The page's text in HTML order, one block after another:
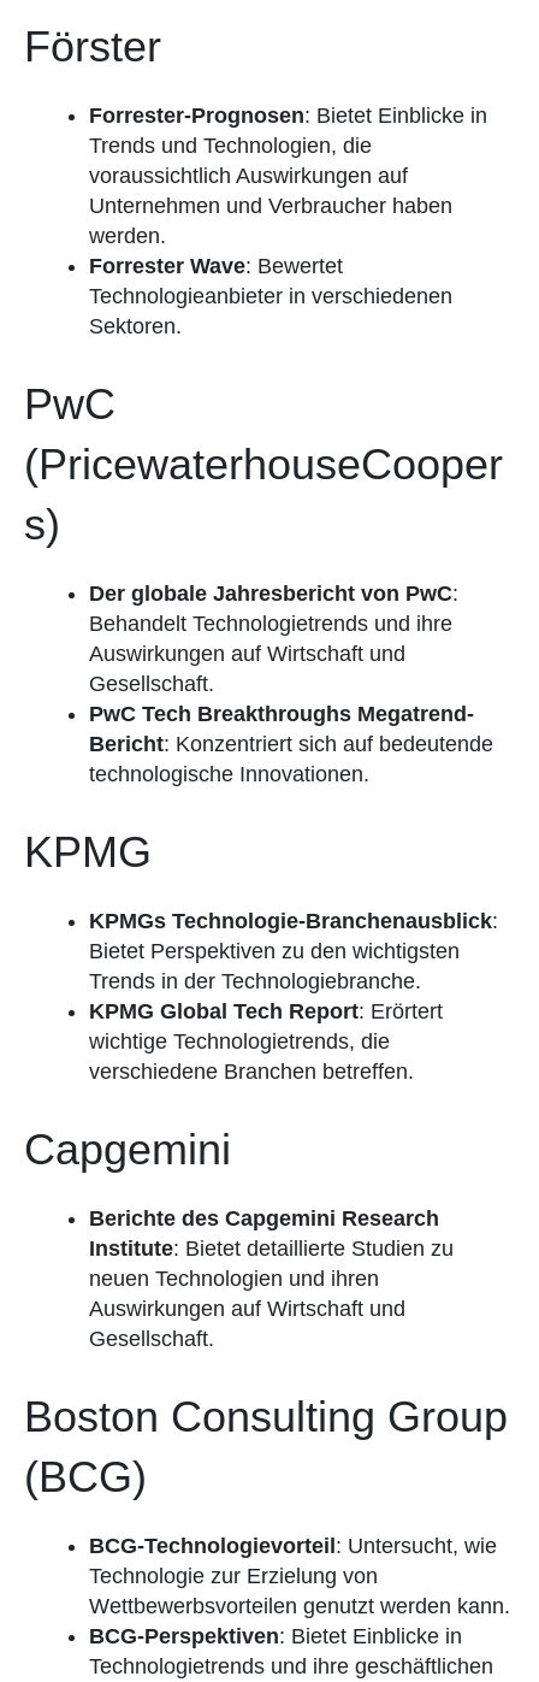
Förster
Forrester-Prognosen: Bietet Einblicke in
Trends und Technologien, die
voraussichtlich Auswirkungen auf
Unternehmen und Verbraucher haben
werden.
Forrester Wave: Bewertet
Technologieanbieter in verschiedenen
Sektoren.
PwC
(PricewaterhouseCooper
s)
Der globale Jahresbericht von PwC:
Behandelt Technologietrends und ihre
Auswirkungen auf Wirtschaft und
Gesellschaft.
PwC Tech Breakthroughs Megatrend-
Bericht: Konzentriert sich auf bedeutende
technologische Innovationen.
KPMG
KPMGs Technologie-Branchenausblick:
Bietet Perspektiven zu den wichtigsten
Trends in der Technologiebranche.
KPMG Global Tech Report: Erörtert
wichtige Technologietrends, die
verschiedene Branchen betreffen.
Capgemini
Berichte des Capgemini Research
Institute: Bietet detaillierte Studien zu
neuen Technologien und ihren
Auswirkungen auf Wirtschaft und
Gesellschaft.
Boston Consulting Group
(BCG)
BCG-Technologievorteil: Untersucht, wie
Technologie zur Erzielung von
Wettbewerbsvorteilen genutzt werden kann.
BCG-Perspektiven: Bietet Einblicke in
Technologietrends und ihre geschäftlichen